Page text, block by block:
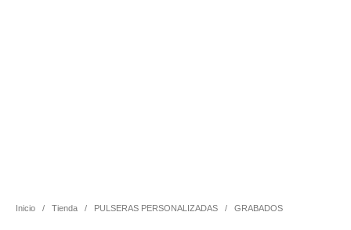
Inicio / Tienda / PULSERAS PERSONALIZADAS / GRABADOS